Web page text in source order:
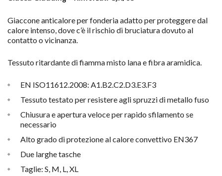
Giaccone anticalore per fonderia adatto per proteggere dal
calore intenso, dove c’è il rischio di bruciatura dovuto al
contatto o vicinanza.
Tessuto ritardante di fiamma misto lana e fibra aramidica.
EN ISO11612.2008: A1.B2.C2.D3.E3.F3
Tessuto testato per resistere agli spruzzi di metallo fuso
Chiusura e apertura veloce per rapido sfilamento se
necessario
Alto grado di protezione al calore convettivo EN367
Due larghe tasche
Taglie: S, M, L, XL